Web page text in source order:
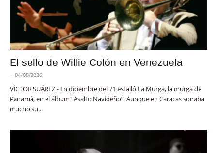
El sello de Willie Colón en Venezuela
- 04/05/2026
VÍCTOR SUÁREZ - En diciembre del 71 estalló La Murga, la murga de
Panamá, en el álbum “Asalto Navideño”. Aunque en Caracas sonaba
mucho su...